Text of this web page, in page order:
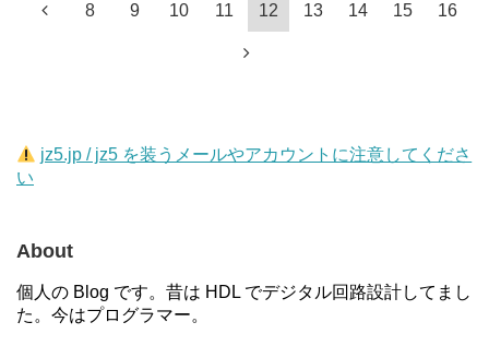
8 9 10 11 12 13 14 15 16
jz5.jp / jz5 を装うメールやアカウントに注意してくださ
い
About
個人の Blog です。昔は HDL でデジタル回路設計してまし
た。今はプログラマー。